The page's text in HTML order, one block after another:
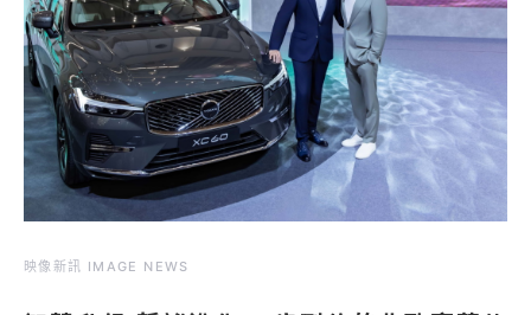
映像新訊 IMAGE NEWS